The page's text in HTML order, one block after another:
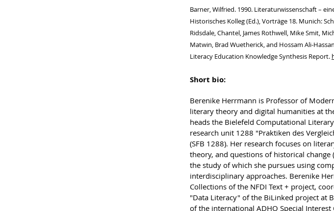
Barner, Wilfried. 1990. Literaturwissenschaft –
Historisches Kolleg (Ed.), Vorträge 18. Munich:
Ridsdale, Chantel, James Rothwell, Mike Smit,
Matwin, Brad Wuetherick, and Hossam Ali-
Literacy Education Knowledge Synthesis Report.
Short bio:
Berenike Herrmann is Professor of
literary theory and digital humanities at
heads the Bielefeld Computational
research unit 1288 "Praktiken des
(SFB 1288). Her research focuses on
theory, and questions of historical
the study of which she pursues using
interdisciplinary approaches. Berenike
Collections of the NFDI Text + project,
"Data Literacy" of the BiLinked project at
of the international ADHO Special